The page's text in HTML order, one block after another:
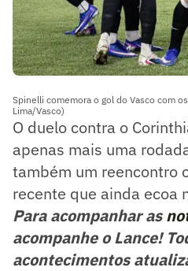
Spinelli comemora o gol do Vasco com
Lima/Vasco)
O duelo contra o
apenas mais uma
também um reencontro
recente que ainda ecoa
Para acompanhar as
acompanhe o Lance!
acontecimentos